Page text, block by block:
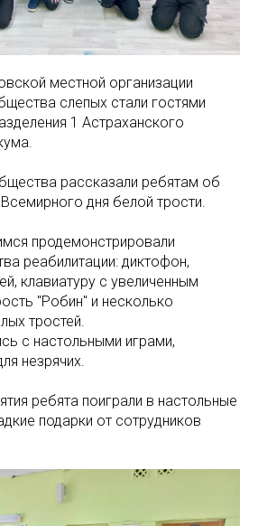
местной организации
слепых стали гостями
1 Астраханского
рассказали ребятам об
дня белой трости.
продемонстрировали
реабилитации: диктофон,
клавиатуру с увеличенным
"Робин" и несколько
тростей.
с настольными играми,
незрячих.
ребята поиграли в настольные
подарки от сотрудников